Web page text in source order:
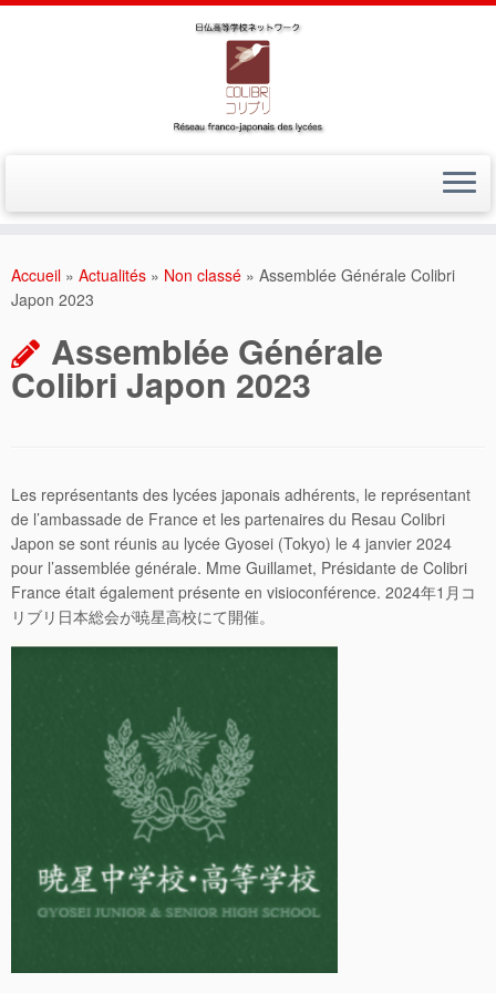
Accueil » Actualités » Non classé » Assemblée Générale Colibri
Japon 2023
Assemblée Générale
Colibri Japon 2023
Les représentants des lycées japonais adhérents, le représentant
de l’ambassade de France et les partenaires du Resau Colibri
Japon se sont réunis au lycée Gyosei (Tokyo) le 4 janvier 2024
pour l’assemblée générale. Mme Guillamet, Présidante de Colibri
France était également présente en visioconférence. 2024年1月コ
リブリ日本総会が暁星高校にて開催。